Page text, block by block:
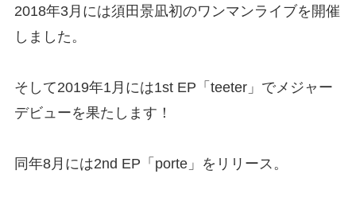
2018年3月には須田景凪初のワンマンライブを開催
しました。
そして2019年1月には1st EP「teeter」でメジャー
デビューを果たします！
同年8月には2nd EP「porte」をリリース。